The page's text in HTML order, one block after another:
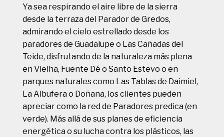
Ya sea respirando el aire libre de la sierra
desde la terraza del Parador de Gredos,
admirando el cielo estrellado desde los
paradores de Guadalupe o Las Cañadas del
Teide, disfrutando de la naturaleza más plena
en Vielha, Fuente Dé o Santo Estevo o en
parques naturales como Las Tablas de Daimiel,
La Albufera o Doñana, los clientes pueden
apreciar como la red de Paradores predica (en
verde). Más allá de sus planes de eficiencia
energética o su lucha contra los plásticos, las